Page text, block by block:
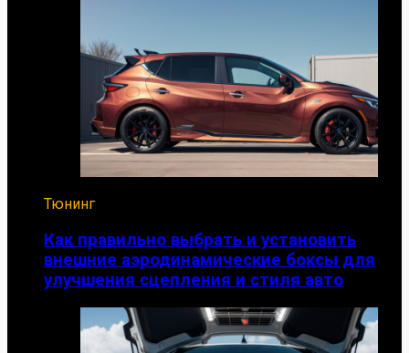
Тюнинг
Как правильно выбрать и установить
внешние аэродинамические боксы для
улучшения сцепления и стиля авто